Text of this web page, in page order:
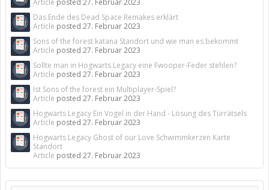
Article posted 27. Februar 2023
Das Ende des Dead Space Remakes erklärt
Article posted 27. Februar 2023
Sons of the forest katana Standort und wie man es bekommt
Article posted 27. Februar 2023
Sollte man in Hogwarts Legacy eine Fwooper-Feder stehlen?
Article posted 27. Februar 2023
Ist Sons of the forest ein Multiplayer-Spiel?
Article posted 27. Februar 2023
Hogwarts Legacy Ein Vogel in der Hand - Lösung des Türrätsels
Article posted 27. Februar 2023
Hogwarts Legacy Ghost of our Love Schwimmkerzen Karte
Standort
Article posted 27. Februar 2023